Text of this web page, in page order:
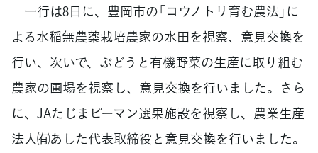
一行は8日に、豊岡市の「コウノトリ育む農法」に
よる水稲無農薬栽培農家の水田を視察、意見交換を
行い、次いで、ぶどうと有機野菜の生産に取り組む
農家の圃場を視察し、意見交換を行いました。さら
に、JAたじまピーマン選果施設を視察し、農業生産
法人㈲あした代表取締役と意見交換を行いました。